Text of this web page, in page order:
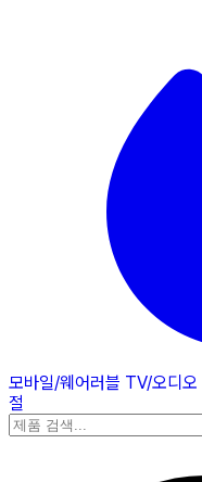
모바일/웨어러블 TV/오디오
절